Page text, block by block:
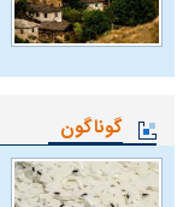
گوناگون